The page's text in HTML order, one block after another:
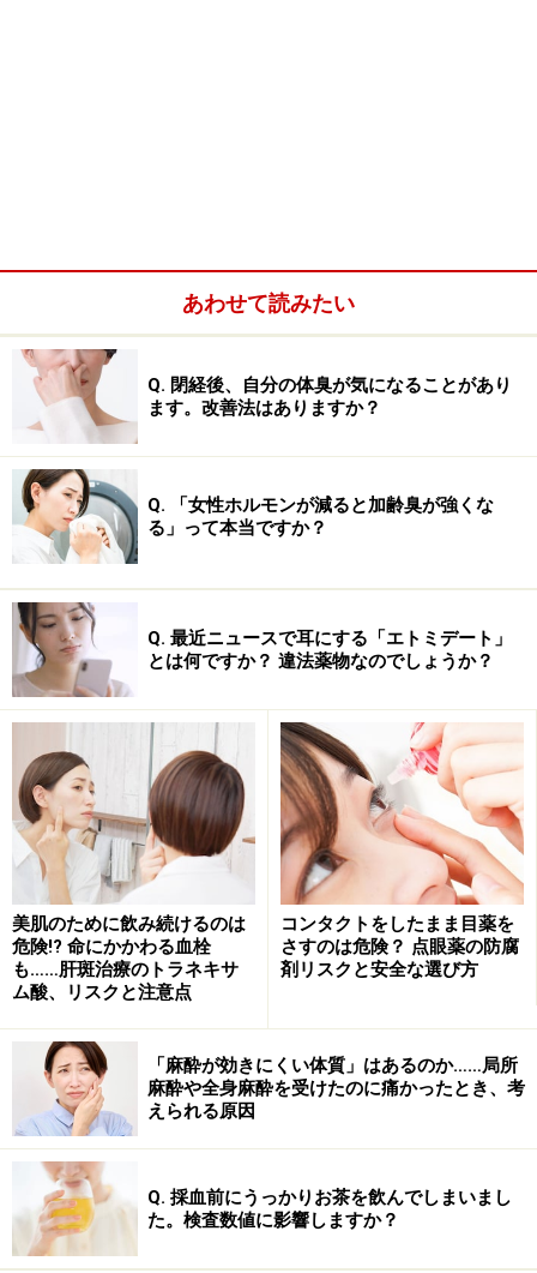
あわせて読みたい
Q. 閉経後、自分の体臭が気になることがあり
ます。改善法はありますか？
Q. 「女性ホルモンが減ると加齢臭が強くな
る」って本当ですか？
Q. 最近ニュースで耳にする「エトミデート」
とは何ですか？ 違法薬物なのでしょうか？
美肌のために飲み続けるのは
危険!? 命にかかわる血栓
も……肝斑治療のトラネキサ
ム酸、リスクと注意点
コンタクトをしたまま目薬を
さすのは危険？ 点眼薬の防腐
剤リスクと安全な選び方
「麻酔が効きにくい体質」はあるのか……局所
麻酔や全身麻酔を受けたのに痛かったとき、考
えられる原因
Q. 採血前にうっかりお茶を飲んでしまいまし
た。検査数値に影響しますか？